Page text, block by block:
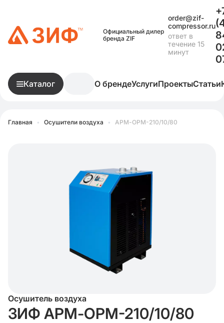
Официальный дилер
бренда ZIF
order@zif-
compressor.ru
ответ в
течение 15
минут
Каталог О брендеУслугиПроектыСтатьи
Главная • Осушители воздуха • АРМ-ОРМ-210/10/80
Осушитель воздуха
ЗИФ АРМ-ОРМ-210/10/80